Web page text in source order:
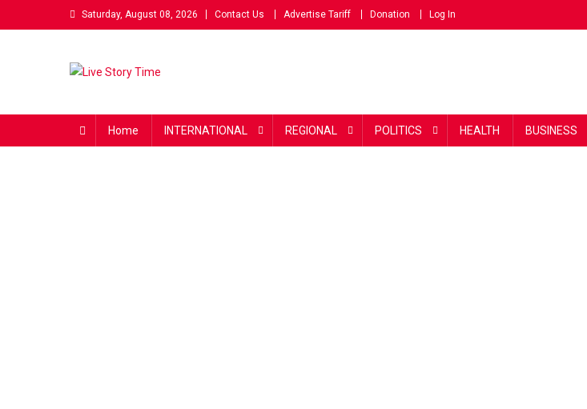
to
Saturday, August 08, 2026 Contact Us Advertise Tariff Donation Log In
Home INTERNATIONAL REGIONAL POLITICS HEALTH BUSINESS